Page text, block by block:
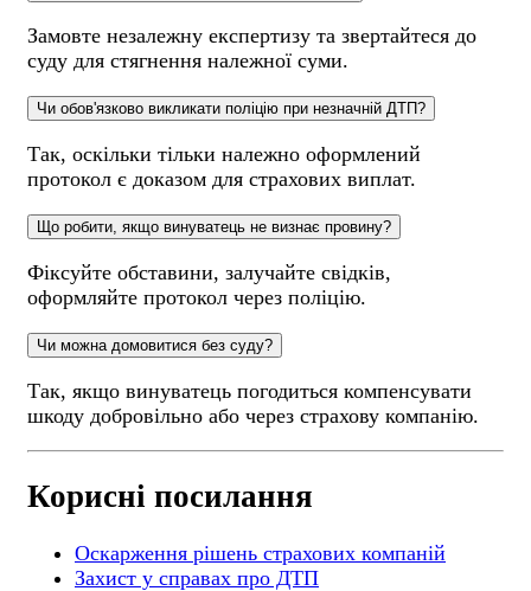
Замовте незалежну експертизу та звертайтеся до
суду для стягнення належної суми.
Чи обов'язково викликати поліцію при незначній ДТП?
Так, оскільки тільки належно оформлений
протокол є доказом для страхових виплат.
Що робити, якщо винуватець не визнає провину?
Фіксуйте обставини, залучайте свідків,
оформляйте протокол через поліцію.
Чи можна домовитися без суду?
Так, якщо винуватець погодиться компенсувати
шкоду добровільно або через страхову компанію.
Корисні посилання
Оскарження рішень страхових компаній
Захист у справах про ДТП